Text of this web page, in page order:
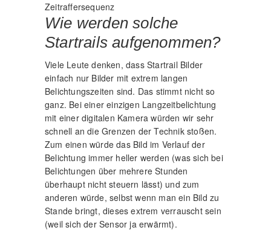
Zeitraffersequenz
Wie werden solche
Startrails aufgenommen?
Viele Leute denken, dass Startrail Bilder
einfach nur Bilder mit extrem langen
Belichtungszeiten sind. Das stimmt nicht so
ganz. Bei einer einzigen Langzeitbelichtung
mit einer digitalen Kamera würden wir sehr
schnell an die Grenzen der Technik stoßen.
Zum einen würde das Bild im Verlauf der
Belichtung immer heller werden (was sich bei
Belichtungen über mehrere Stunden
überhaupt nicht steuern lässt) und zum
anderen würde, selbst wenn man ein Bild zu
Stande bringt, dieses extrem verrauscht sein
(weil sich der Sensor ja erwärmt).